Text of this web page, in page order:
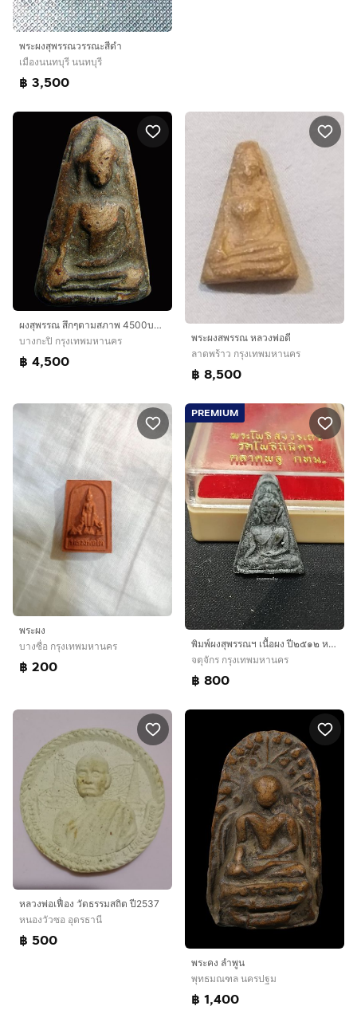
พระผงสุพรรณวรรณะสีดำ
เมืองนนทบุรี นนทบุรี
฿ 3,500
ผงสุพรรณ สึกๆตามสภาพ 4500บาท สนใจโทร 083-0331090 ทศ
บางกะปิ กรุงเทพมหานคร
฿ 4,500
พระผงสพรรณ หลวงพ่อดี
ลาดพร้าว กรุงเทพมหานคร
฿ 8,500
พระผง
บางซื่อ กรุงเทพมหานคร
฿ 200
PREMIUM
พิมพ์ผงสุพรรณฯ เนื้อผง ปี๒๕๑๒ หลวงพ่อไพฑูรย์ วัดโพธินิมิตร
จตุจักร กรุงเทพมหานคร
฿ 800
หลวงพ่อเฟื่อง วัดธรรมสถิต ปี2537
หนองวัวซอ อุดรธานี
฿ 500
พระคง ลำพูน
พุทธมณฑล นครปฐม
฿ 1,400